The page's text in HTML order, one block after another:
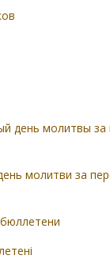
день молитвы за
молитви за